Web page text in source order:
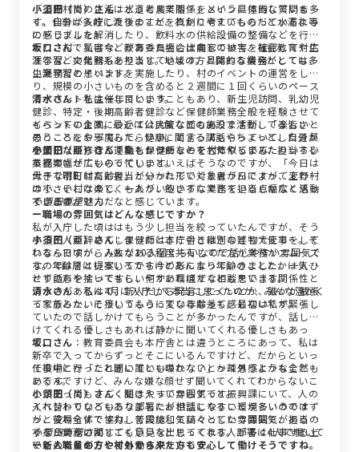
「上野村での生活はどう考えてる？」という具体的な質問も多
く、自分が入庁した後のことを真剣に考えてもらっているよう
に感じました。
小須田（尚）さん：水道と農業関係をメインに担当していま
す。仕事は多岐に渡りますが、わかりやすいものだと水漏れ等
のトラブルを解消したり、飲料水の供給設備の整備などを行っ
たり、村で災害などがあった場合は農家の被害を確認して対応
するなどの業務もあります。地域の方と関わる機会がとても多
い業務だと思います。
坂口さん：私は今、教育委員会に出向していて、社会教育や生
涯学習、文化財系を担当しています。具体的な業務としては、
生涯学習のイベントを実施したり、村のイベントの運営をした
り、規模の小さいものを含めると２週間に１回くらいのペース
でイベントを主催しています。
イベントの企画については大変な面もありますが、「楽しいと
思うことをやってみたらいい」と言ってもらっていて、自分が
参加した研修などで楽しかったことを村でやってみたりいろい
ろ提案させてもらっています。
清水さん ：私は一年目ということもあり、新生児訪問、乳幼児
健診、特定・後期高齢者健診など保健師業務全般を経験させて
もらっています。最近は公民館などの施設で活動してる皆さん
のところにお邪魔して、健康に関する講話やちょっとした道具
を使いながら行う運動をレクチャーをしたりしました。
大きな市町村だと担当が分かれていくと思うんですが、上野村
は小さい村なので、一人がいろいろな業務を担当し幅広く活動
できるのが魅力だなと感じています。
小須田（亜）さん：私も保健師なので大体似ていて、担当する
業務の幅が広いので忙しいといえばそうなのですが、「今日は
母子で明日は高齢者」といった形で対象者が日によって変わる
ので、そこは楽しくもあり、飽きずにできている点かなと思っ
ています。
私が入庁した頃ははもう少し担当を絞っていたんですが、そう
すると人が辞めてしまったときに引き継ぎなども大変で…。そ
れなら日頃からみんなある程度共有してた方が業務がスムーズ
なのでは？と提案してから今の形になっていきました。一人ひ
とりの声を拾ってもらいやすい環境だなとも思います。
小須田亜里さん
ー職場の雰囲気はどんな感じですか？
小須田（亜）さん：保健師は本庁舎とは別の建物で仕事をして
いるんですが、人数が10人弱くらいなので話しやすい雰囲気で
す。年齢層はいろいろですけどあんまり年齢のこととかは気に
せず話しやすいですし、何かあればすぐ相談をできる関係性と
いうのがあるんで、新人だから発言しにくいとか、誰かが威張
ってるとか、そういうふうに変な年齢差も感じないです。
清水さん：私は4月に入庁して本当に思ったのが、みんな温かく
て家族みたいに接してもらっているなって。最初は私が緊張し
ていたので話しかけてもらうことが多かったんですが、話しか
けてくれる優しさもあれば静かに聞いてくれる優しさもあっ
て。
仕事中とか「これ聞いていいのかな？」って思うようなことも
あるんですけど、みんな嫌な顔せず聞いてくれてわからないこ
とがあってもすごく聞きやすい雰囲気です。
坂口さん ：教育委員会も本庁舎とは違うところにあって、私は
新卒で入ってからずっとそこにいるんですけど、だからといっ
て役場に行ったときに誰とも喋れないとか疎外感とかも全然な
いです。
イベントでいろいろな部署にお世話になることが多いのです
が、役場全体で協力して実施していくっていう雰囲気があるの
でそういうのがすごくいいなと思ってます。部署は4人で働いて
いるのですが、とても働きやすいです。
小須田（尚）さん：私は入ってからずっと振興課にいて、人の
入れ替わりなどもありましたが相談しやすい環境というのはず
っと変わらずですね。普段は和気藹々とした雰囲気で、担当じ
ゃない業務に関しても意見を出してくれる人が多く仕事する上
でもとてもやりやすいです。
小須田尚紀さん
ー新人職員の方や村外から来た方も安心して働けそうですね。